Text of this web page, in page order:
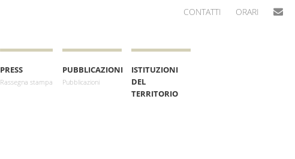
CONTATTI ORARI
PRESS
Rassegna stampa
PUBBLICAZIONI
Pubblicazioni
ISTITUZIONI
DEL
TERRITORIO